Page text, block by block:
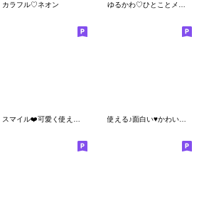
カラフル♡ネオン
スマイル❤️可愛く使える絵文字セット❤ 使える♪面白い♥かわいい♥ 絵文字&顔文字